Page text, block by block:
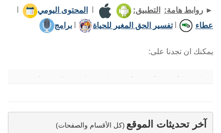
► روابط هامة: التطبيق: المحتوى اليومي
عطاء
تفسير الحق المغير للحياة برامج
يمكنك ان تجدنا على:
آخر تحديثات الموقع (كل الأقسام والصفحات)